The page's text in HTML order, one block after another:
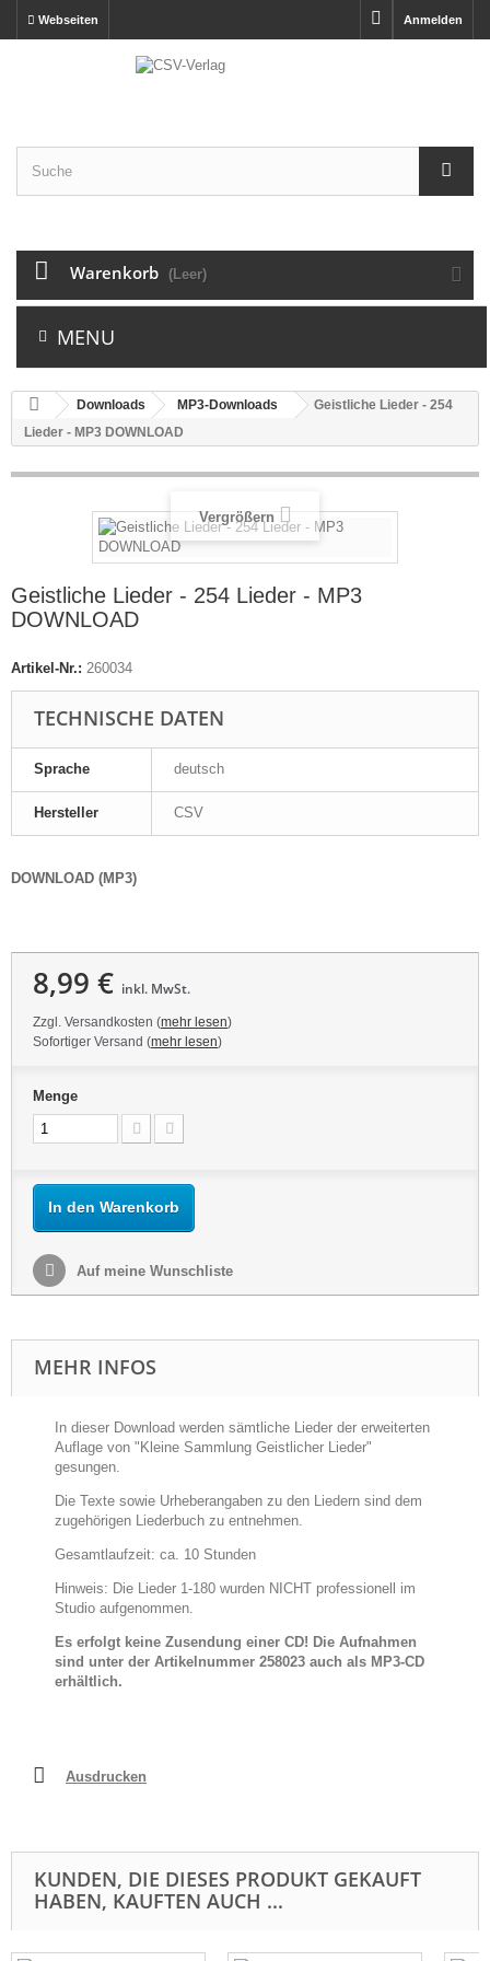
Anmelden
Webseiten
Warenkorb (Leer)
MENU
Downloads MP3-Downloads
Geistliche Lieder - 254
Lieder - MP3 DOWNLOAD
Vergrößern
Geistliche Lieder - 254 Lieder - MP3
DOWNLOAD
Artikel-Nr.: 260034
TECHNISCHE DATEN
Sprache deutsch
Hersteller CSV
DOWNLOAD (MP3)
8,99 € inkl. MwSt.
Zzgl. Versandkosten (mehr lesen)
Sofortiger Versand (mehr lesen)
Menge
In den Warenkorb
Auf meine Wunschliste
MEHR INFOS
In dieser Download werden sämtliche Lieder der erweiterten
Auflage von "Kleine Sammlung Geistlicher Lieder"
gesungen.
Die Texte sowie Urheberangaben zu den Liedern sind dem
zugehörigen Liederbuch zu entnehmen.
Gesamtlaufzeit: ca. 10 Stunden
Hinweis: Die Lieder 1-180 wurden NICHT professionell im
Studio aufgenommen.
Es erfolgt keine Zusendung einer CD! Die Aufnahmen
sind unter der Artikelnummer 258023 auch als MP3-CD
erhältlich.
Ausdrucken
KUNDEN, DIE DIESES PRODUKT GEKAUFT
HABEN, KAUFTEN AUCH ...